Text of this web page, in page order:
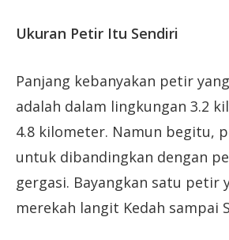
Ukuran Petir Itu Sendiri
Panjang kebanyakan petir
adalah dalam lingkungan 3.2
4.8 kilometer. Namun begitu,
untuk dibandingkan dengan
gergasi. Bayangkan satu petir
merekah langit Kedah sampai